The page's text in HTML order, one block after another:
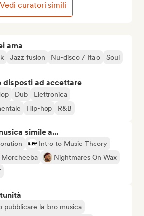
ama
Jazz fusion Nu-disco / Italo
Soul
disposti ad accettare
Dub
Elettronica
Hip-hop R&B
simile a...
Intro to Music Theory
Morcheeba
Nightmares On Wax
pubblicare la loro musica
Vedi curatori simili